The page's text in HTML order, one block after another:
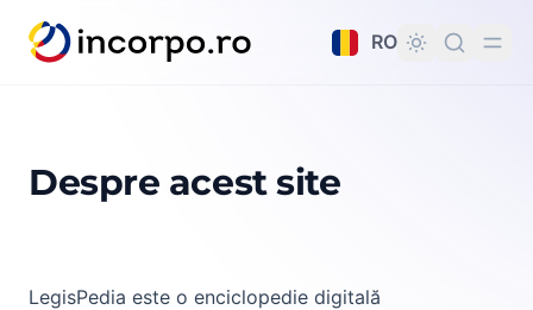
principal
RO
Despre acest site
Despre acest site
LegisPedia este o enciclopedie digitală